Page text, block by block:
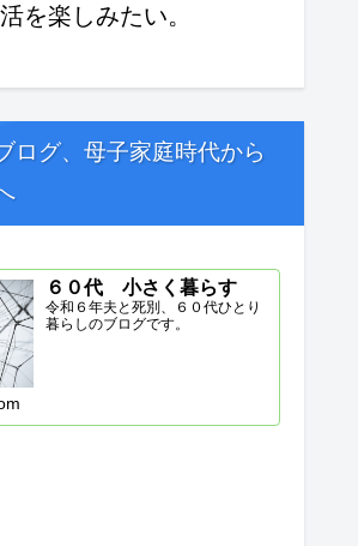
を楽しみたい。
ログ、母子家庭時代から
６０代 小さく暮らす
令和６年夫と死別、６０代ひとり
暮らしのブログです。